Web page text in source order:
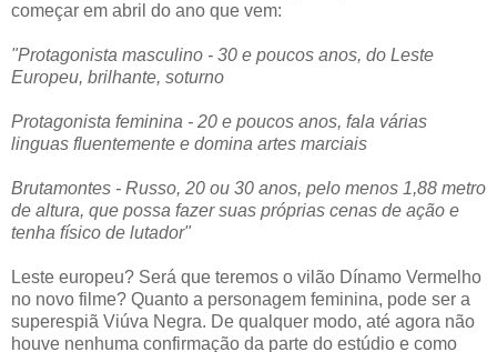
começar em abril do ano que vem:
"Protagonista masculino - 30 e poucos anos, do Leste
Europeu, brilhante, soturno
Protagonista feminina - 20 e poucos anos, fala várias
linguas fluentemente e domina artes marciais
Brutamontes - Russo, 20 ou 30 anos, pelo menos 1,88 metro
de altura, que possa fazer suas próprias cenas de ação e
tenha físico de lutador"
Leste europeu? Será que teremos o vilão Dínamo Vermelho
no novo filme? Quanto a personagem feminina, pode ser a
superespiã Viúva Negra. De qualquer modo, até agora não
houve nenhuma confirmação da parte do estúdio e como